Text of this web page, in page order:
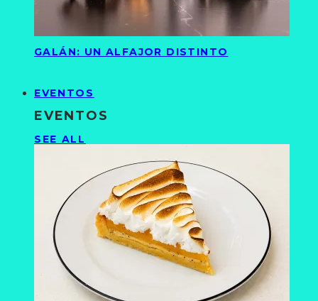
GALÁN: UN ALFAJOR DISTINTO
EVENTOS
EVENTOS
SEE ALL